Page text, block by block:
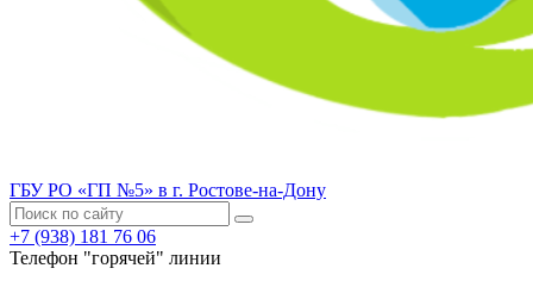
ГБУ РО «ГП №5» в г. Ростове-на-Дону
+7 (938) 181 76 06
Телефон "горячей" линии